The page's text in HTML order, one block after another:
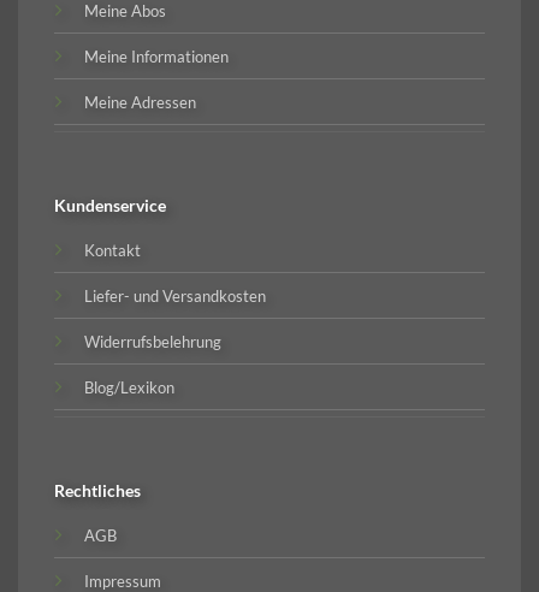
Meine Abos
Meine Informationen
Meine Adressen
Kundenservice
Kontakt
Liefer- und Versandkosten
Widerrufsbelehrung
Blog/Lexikon
Rechtliches
AGB
Impressum